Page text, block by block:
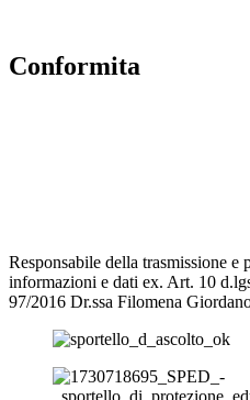
Conformita
Responsabile della trasmissione
informazioni e dati ex. Art. 10
97/2016 Dr.ssa Filomena